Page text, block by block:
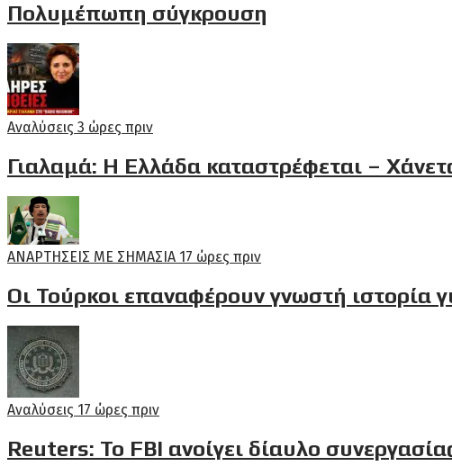
Πολυμέπωπη σύγκρουση
Αναλύσεις 3 ώρες πριν
Γιαλαμά: Η Ελλάδα καταστρέφεται –
ΑΝΑΡΤΗΣΕΙΣ ΜΕ ΣΗΜΑΣΙΑ 17 ώρες πριν
Οι Τούρκοι επαναφέρουν γνωστή ιστορία
Αναλύσεις 17 ώρες πριν
Reuters: Το FBI ανοίγει δίαυλο